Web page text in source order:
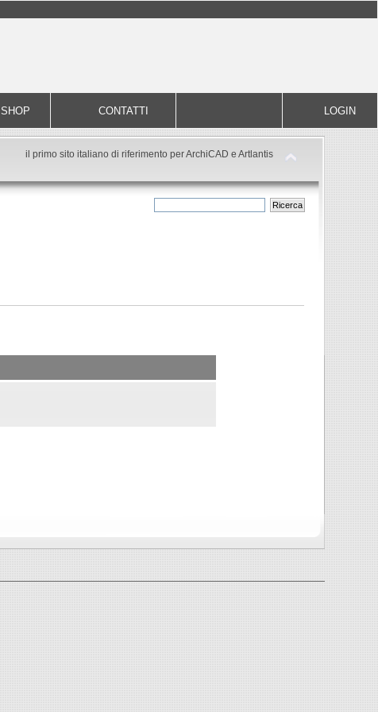
SHOP CONTATTI LOGIN
il primo sito italiano di riferimento per ArchiCAD e Artlantis